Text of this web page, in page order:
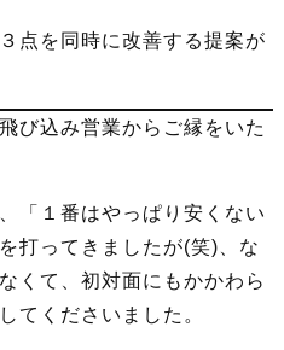
点を同時に改善する提案が
び込み営業からご縁をいた
「１番はやっぱり安くない
打ってきましたが(笑)、な
くて、初対面にもかかわら
てくださいました。